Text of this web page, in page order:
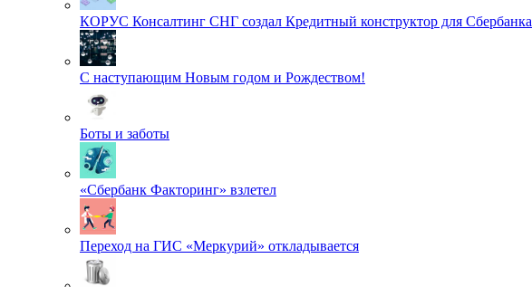
КОРУС Консалтинг СНГ создал Кредитный конструктор для Сбербанка
С наступающим Новым годом и Рождеством!
Боты и заботы
«Сбербанк Факторинг» взлетел
Переход на ГИС «Меркурий» откладывается